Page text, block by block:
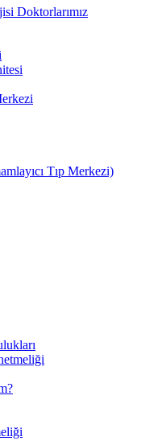
Doktorlarımız
Tıp Merkezi)